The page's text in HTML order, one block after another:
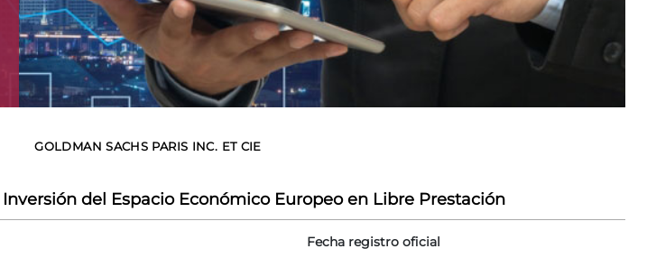
GOLDMAN SACHS PARIS INC. ET CIE
del Espacio Económico Europeo en Libre Prestación
Fecha registro oficial